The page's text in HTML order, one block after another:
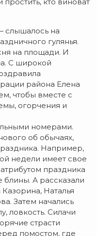
слышалось на
гулянья.
на площади. И
С широкой
района Елена
чтобы вместе с
огорчения и
номерами.
об обычаях,
Например,
недели имеет свое
праздника
А рассказали
Наталья
Затем начались
ловкость. Силачи
страсти
помостом, где